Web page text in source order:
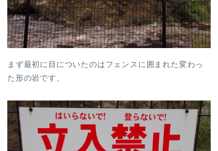
まず最初に目についたのはフェンスに囲まれた変わっ
た形の岩です。